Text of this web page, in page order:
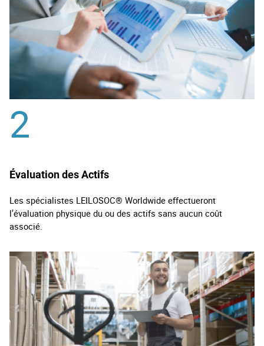
2
Évaluation des Actifs
Les spécialistes LEILOSOC® Worldwide effectueront
l’évaluation physique du ou des actifs sans aucun coût
associé.